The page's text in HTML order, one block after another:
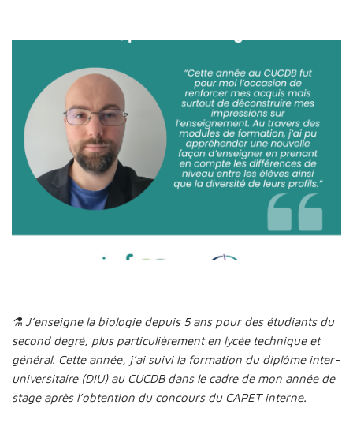
⚗️ J’enseigne la biologie depuis 5 ans pour des étudiants du
second degré, plus particulièrement en lycée technique et
général. Cette année, j’ai suivi la formation du diplôme inter-
universitaire (DIU) au CUCDB dans le cadre de mon année de
stage après l’obtention du concours du CAPET interne.